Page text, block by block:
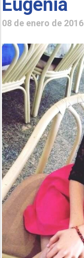
08 de enero de 2016